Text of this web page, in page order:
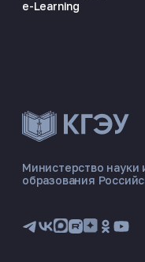
🏠
Министерство науки
образования
e-Learning